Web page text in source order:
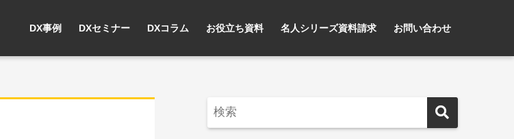
DX事例 DXセミナー DXコラム お役立ち資料 名人シリーズ資料請求 お問い合わせ